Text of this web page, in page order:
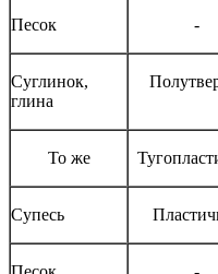
Песок -
Суглинок,
глина
То же
Супесь